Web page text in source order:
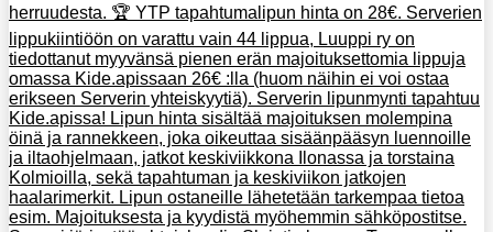
herruudesta. 🏆 YTP tapahtumalipun hinta on 28€. Serverien
lippukiintiöön on varattu vain 44 lippua, Luuppi ry on
tiedottanut myyvänsä pienen erän majoituksettomia lippuja
omassa Kide.apissaan 26€ :lla (huom näihin ei voi ostaa
erikseen Serverin yhteiskyytiä). Serverin lipunmynti tapahtuu
Kide.apissa! Lipun hinta sisältää majoituksen molempina
öinä ja rannekkeen, joka oikeuttaa sisäänpääsyn luennoille
ja iltaohjelmaan, jatkot keskiviikkona Ilonassa ja torstaina
Kolmioilla, sekä tapahtuman ja keskiviikon jatkojen
haalarimerkit. Lipun ostaneille lähetetään tarkempaa tietoa
esim. Majoituksesta ja kyydistä myöhemmin sähköpostitse.